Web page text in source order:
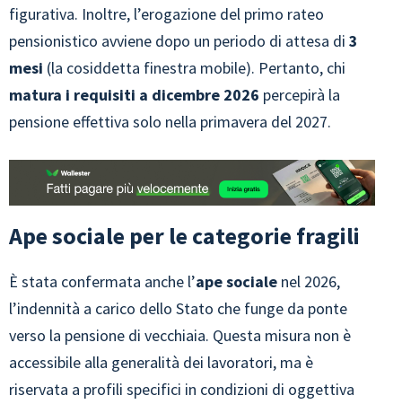
figurativa. Inoltre, l’erogazione del primo rateo
pensionistico avviene dopo un periodo di attesa di 3
mesi (la cosiddetta finestra mobile). Pertanto, chi
matura i requisiti a dicembre 2026 percepirà la
pensione effettiva solo nella primavera del 2027.
Ape sociale per le categorie fragili
È stata confermata anche l’ape sociale nel 2026,
l’indennità a carico dello Stato che funge da ponte
verso la pensione di vecchiaia. Questa misura non è
accessibile alla generalità dei lavoratori, ma è
riservata a profili specifici in condizioni di oggettiva